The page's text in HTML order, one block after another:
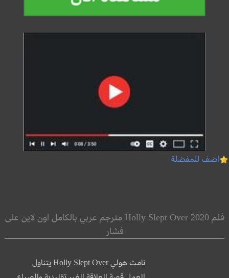
اضف للمفضلة
فلم Holly Slept Over 2020 مترجم عربي بالكامل اون لاين على
فشار
نامت هولي Holly Slept Over يتناول